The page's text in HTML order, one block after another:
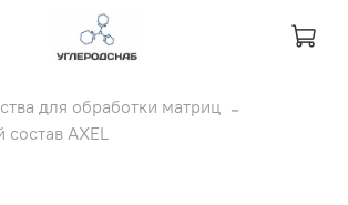
для обработки матриц
AXEL